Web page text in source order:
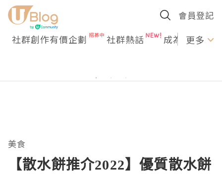
會員登記
社群創作有價企劃 社群熱話 成為U更多
美食
【散水餅推介2022】優質散水餅